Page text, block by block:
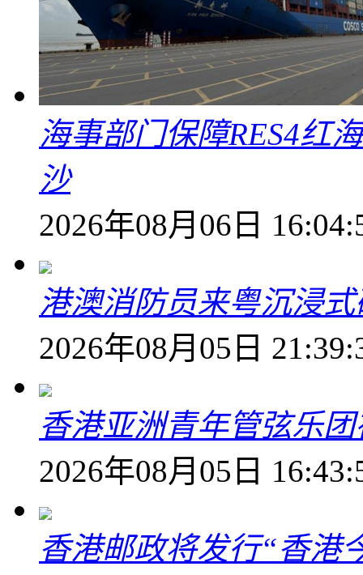
海事部门保障RES4红
沙
2026年08月06日
港澳消防员来粤沉浸
2026年08月05日
香港亚洲青年管弦乐
2026年08月05日
香港邮政将发行“香港